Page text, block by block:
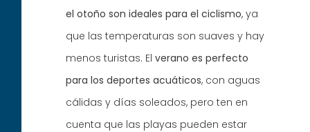
el otoño son ideales para el ciclismo, ya
que las temperaturas son suaves y hay
menos turistas. Elverano es perfecto
para los deportes acuáticos, con aguas
cálidas y días soleados, pero ten en
cuenta que las playas pueden estar